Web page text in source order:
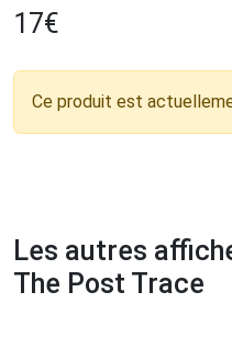
17€
Ce produit est
Les autres
The Post Trace